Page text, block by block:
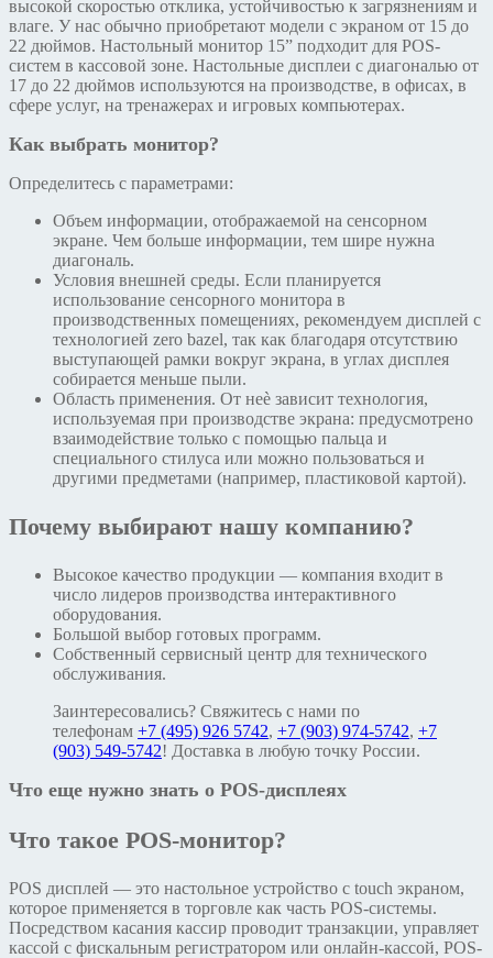
высокой скоростью отклика, устойчивостью к загрязнениям и
влаге. У нас обычно приобретают модели с экраном от 15 до
22 дюймов. Настольный монитор 15” подходит для POS-
систем в кассовой зоне. Настольные дисплеи с диагональю от
17 до 22 дюймов используются на производстве, в офисах, в
сфере услуг, на тренажерах и игровых компьютерах.
Как выбрать монитор?
Определитесь с параметрами:
Объем информации, отображаемой на сенсорном
экране. Чем больше информации, тем шире нужна
диагональ.
Условия внешней среды. Если планируется
использование сенсорного монитора в
производственных помещениях, рекомендуем дисплей с
технологией zero bazel, так как благодаря отсутствию
выступающей рамки вокруг экрана, в углах дисплея
собирается меньше пыли.
Область применения. От неѐ зависит технология,
используемая при производстве экрана: предусмотрено
взаимодействие только с помощью пальца и
специального стилуса или можно пользоваться и
другими предметами (например, пластиковой картой).
Почему выбирают нашу компанию?
Высокое качество продукции — компания входит в
число лидеров производства интерактивного
оборудования.
Большой выбор готовых программ.
Собственный сервисный центр для технического
обслуживания.
Заинтересовались? Свяжитесь с нами по
телефонам +7 (495) 926 5742, +7 (903) 974-5742, +7
(903) 549-5742! Доставка в любую точку России.
Что еще нужно знать о POS-дисплеях
Что такое POS-монитор?
POS дисплей — это настольное устройство с touch экраном,
которое применяется в торговле как часть POS-системы.
Посредством касания кассир проводит транзакции, управляет
кассой с фискальным регистратором или онлайн-кассой, POS-